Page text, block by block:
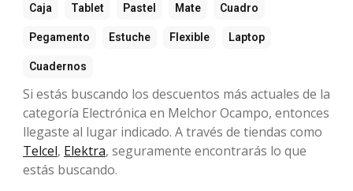
Caja Tablet Pastel Mate Cuadro
Pegamento Estuche Flexible Laptop
Cuadernos
Si estás buscando los descuentos más actuales de la
categoría Electrónica en Melchor Ocampo, entonces
llegaste al lugar indicado. A través de tiendas como
Telcel, Elektra, seguramente encontrarás lo que
estás buscando.